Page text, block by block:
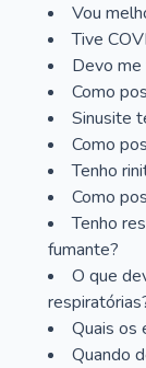
Vou
Tive
Devo me
Como
Sinusite
Como
Tenho
Como
Tenho
fumante?
O que
Quais os
Quando